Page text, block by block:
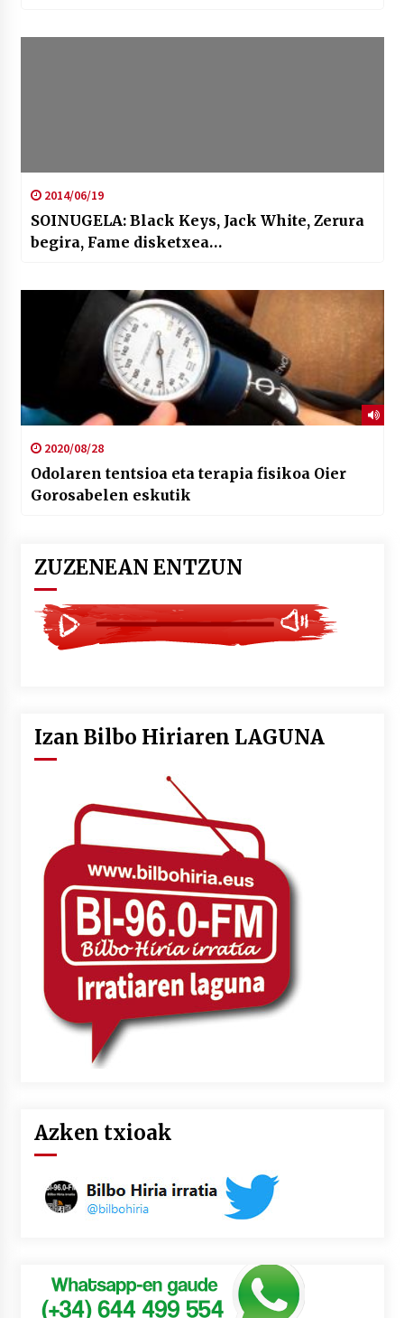
2014/06/19
SOINUGELA: Black Keys, Jack White, Zerura
begira, Fame disketxea…
2020/08/28
Odolaren tentsioa eta terapia fisikoa Oier
Gorosabelen eskutik
ZUZENEAN ENTZUN
Izan Bilbo Hiriaren LAGUNA
Azken txioak